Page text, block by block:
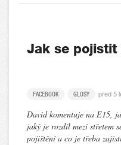
Jak se pojistit
FACEBOOK GLOSY před 5
David komentuje na E15,
jaký je rozdíl mezi střetem
pojištění a co je třeba